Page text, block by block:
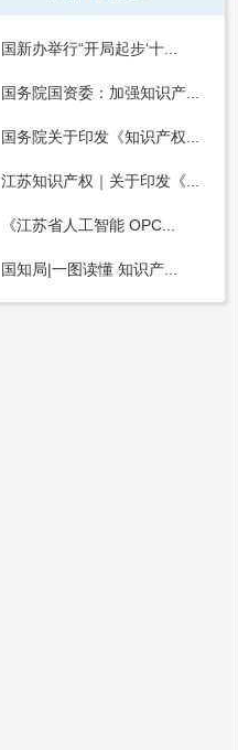
国新办举行“开局起步‘十...
国务院国资委：加强知识产...
国务院关于印发《知识产权...
江苏知识产权｜关于印发《...
《江苏省人工智能 OPC...
国知局|一图读懂 知识产...